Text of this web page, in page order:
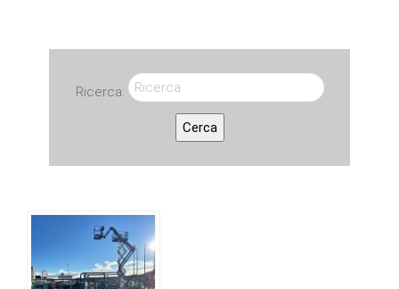
Ricerca:
Cerca